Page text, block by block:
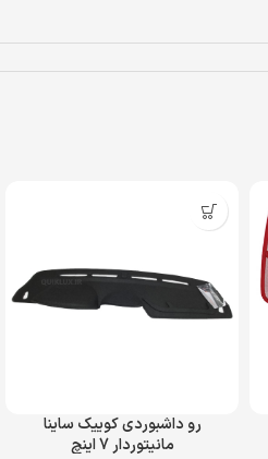
رو داشبوردی کوییک ساینا
مانیتوردار 7 اینچ